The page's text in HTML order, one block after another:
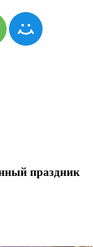
праздник